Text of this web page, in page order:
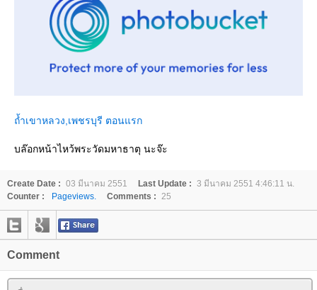
ถ้ำเขาหลวง,เพชรบุรี ตอนแรก
บล๊อกหน้าไหว้พระวัดมหาธาตุ นะจ๊ะ
Create Date : 03 มีนาคม 2551 Last Update : 3 มีนาคม 2551 4:46:11 น.
Counter :
Pageviews. Comments : 25
Comment